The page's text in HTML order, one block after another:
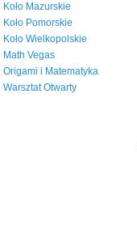
Koło Mazurskie
Koło Pomorskie
Koło Wielkopolskie
Math Vegas
Origami i Matematyka
Warsztat Otwarty